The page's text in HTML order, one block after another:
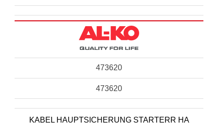
473620
473620
KABEL HAUPTSICHERUNG STARTERR HA